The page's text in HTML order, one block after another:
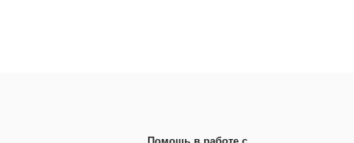
Помощь в работе с